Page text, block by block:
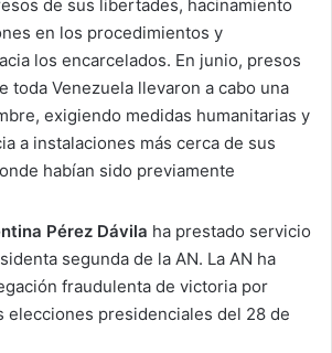
de sus libertades, hacinamiento
en los procedimientos y
los encarcelados. En junio, presos
toda Venezuela llevaron a cabo una
exigiendo medidas humanitarias y
a instalaciones más cerca de sus
habían sido previamente
Pérez Dávila ha prestado servicio
segunda de la AN. La AN ha
fraudulenta de victoria por
elecciones presidenciales del 28 de